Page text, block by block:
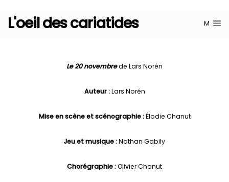
L'oeil des cariatides M
Le 20 novembrede Lars Norén
Auteur :Lars Norén
Mise en scène et scénographie :Élodie Chanut
Jeu et musique :Nathan Gabily
Chorégraphie :Olivier Chanut